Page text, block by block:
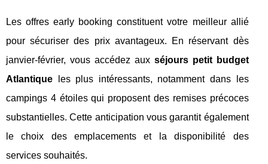
Les offres early booking constituent votre meilleur allié
pour sécuriser des prix avantageux. En réservant dès
janvier-février, vous accédez aux séjours petit budget
Atlantique les plus intéressants, notamment dans les
campings 4 étoiles qui proposent des remises précoces
substantielles. Cette anticipation vous garantit également
le choix des emplacements et la disponibilité des
services souhaités.